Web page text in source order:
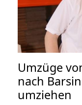
Umzüge
nach
umziehen